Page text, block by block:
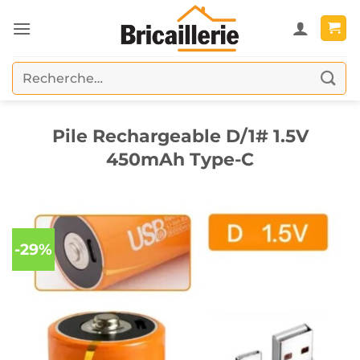
au
Recherche
pour :
Pile Rechargeable D/1# 1.5V
450mAh Type-C
-29%